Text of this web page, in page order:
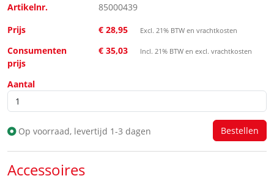
Artikelnr.
85000439
Prijs
€ 28,95 Excl. 21% BTW en vrachtkosten
Consumenten
prijs
€ 35,03 Incl. 21% BTW en excl. vrachtkosten
Aantal
Op voorraad, levertijd 1-3 dagen
Accessoires